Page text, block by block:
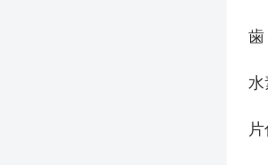
歯
水